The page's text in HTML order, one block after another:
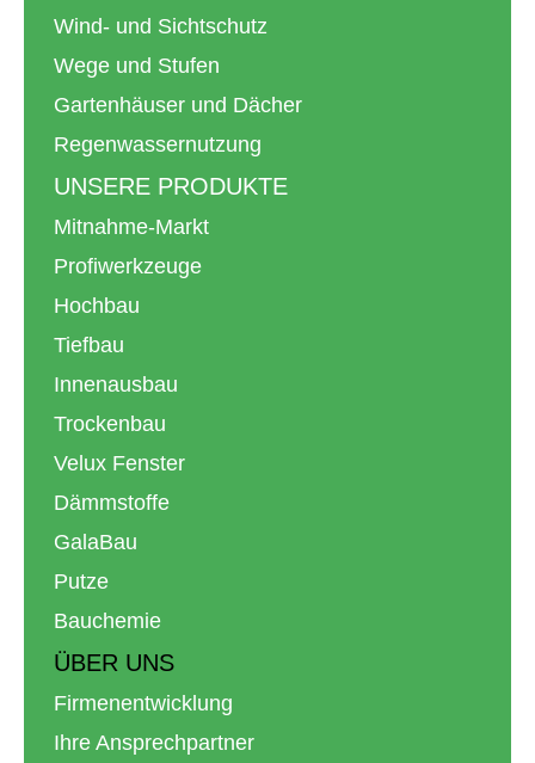
Wind- und Sichtschutz
Wege und Stufen
Gartenhäuser und Dächer
Regenwassernutzung
UNSERE PRODUKTE
Mitnahme-Markt
Profiwerkzeuge
Hochbau
Tiefbau
Innenausbau
Trockenbau
Velux Fenster
Dämmstoffe
GalaBau
Putze
Bauchemie
ÜBER UNS
Firmenentwicklung
Ihre Ansprechpartner